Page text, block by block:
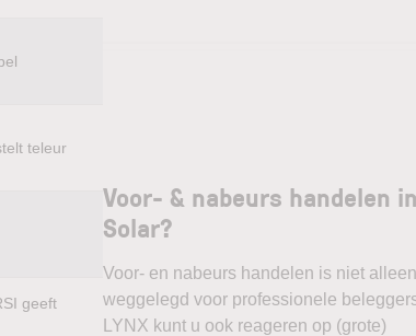
teleur
geeft
Voor- & nabeurs handelen
Solar?
Voor- en nabeurs handelen is niet alleen
weggelegd voor professionele
LYNX kunt u ook reageren op (grote)